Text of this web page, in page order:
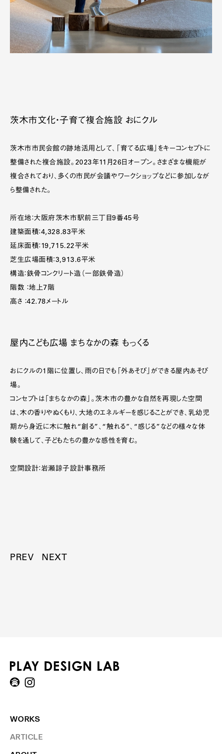
茨木市文化・子育て複合施設 おにクル
茨木市市民会館の跡地活用として、「育てる広場」をキーコンセプトに
整備された複合施設。2023年11月26日オープン。さまざまな機能が
複合されており、多くの市民が会議やワークショップなどに参加しなが
ら整備された。
所在地：大阪府茨木市駅前三丁目9番45号
建築面積：4,328.83平米
延床面積：19,715.22平米
芝生広場面積：3,913.6平米
構造：鉄骨コンクリート造（一部鉄骨造）
階数 ：地上7階
高さ ：42.78メートル
屋内こども広場 まちなかの森 もっくる
おにクルの１階に位置し、雨の日でも「外あそび」ができる屋内あそび
場。
コンセプトは「まちなかの森」。茨木市の豊かな自然を再現した空間
は、木の香りやぬくもり、大地のエネルギーを感じることができ、乳幼児
期から身近に木に触れ“創る”、“触れる”、“感じる”などの様々な体
験を通して、子どもたちの豊かな感性を育む。
空間設計：岩瀬諒子設計事務所
PREV NEXT
WORKS
ARTICLE